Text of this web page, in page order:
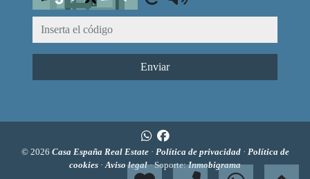
Enviar
© 2026 Casa España Real Estate · Política de privacidad · Política de
cookies ·Aviso legal· Soporte:Inmobigrama